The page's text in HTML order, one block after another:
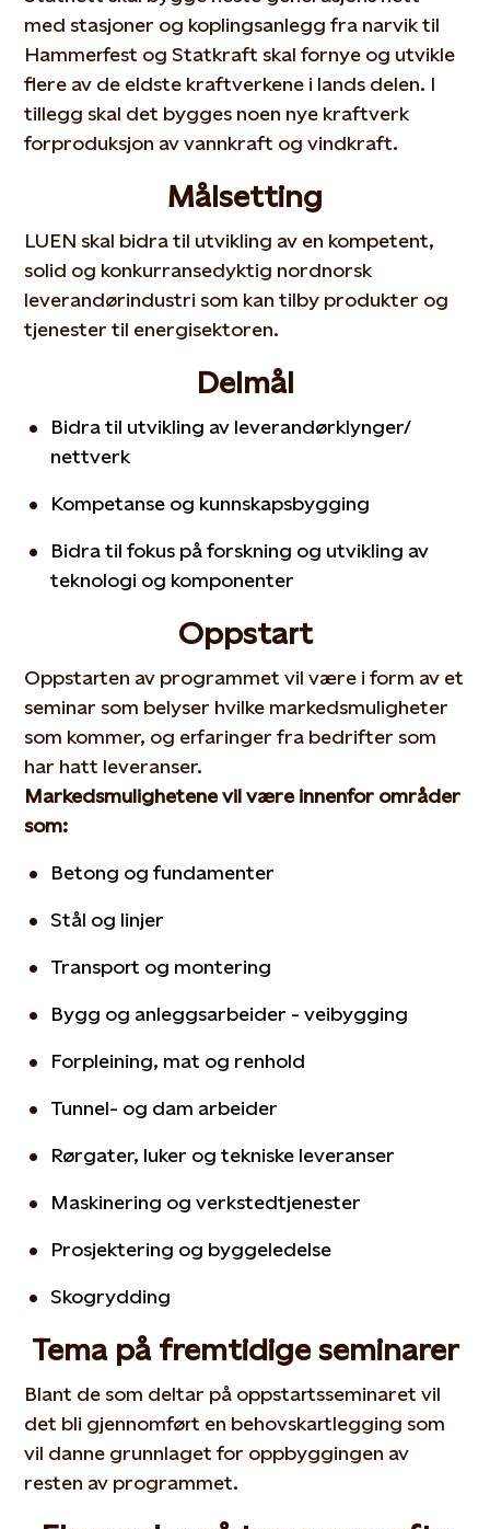
med stasjoner og koplingsanlegg fra narvik til
Hammerfest og Statkraft skal fornye og utvikle
flere av de eldste kraftverkene i lands delen. I
tillegg skal det bygges noen nye kraftverk
forproduksjon av vannkraft og vindkraft.
Målsetting
LUEN skal bidra til utvikling av en kompetent,
solid og konkurransedyktig nordnorsk
leverandørindustri som kan tilby produkter og
tjenester til energisektoren.
Delmål
Bidra til utvikling av leverandørklynger/
nettverk
Kompetanse og kunnskapsbygging
Bidra til fokus på forskning og utvikling av
teknologi og komponenter
Oppstart
Oppstarten av programmet vil være i form av et
seminar som belyser hvilke markedsmuligheter
som kommer, og erfaringer fra bedrifter som
har hatt leveranser.
Markedsmulighetene vil være innenfor områder
som:
Betong og fundamenter
Stål og linjer
Transport og montering
Bygg og anleggsarbeider - veibygging
Forpleining, mat og renhold
Tunnel- og dam arbeider
Rørgater, luker og tekniske leveranser
Maskinering og verkstedtjenester
Prosjektering og byggeledelse
Skogrydding
Tema på fremtidige seminarer
Blant de som deltar på oppstartsseminaret vil
det bli gjennomført en behovskartlegging som
vil danne grunnlaget for oppbyggingen av
resten av programmet.